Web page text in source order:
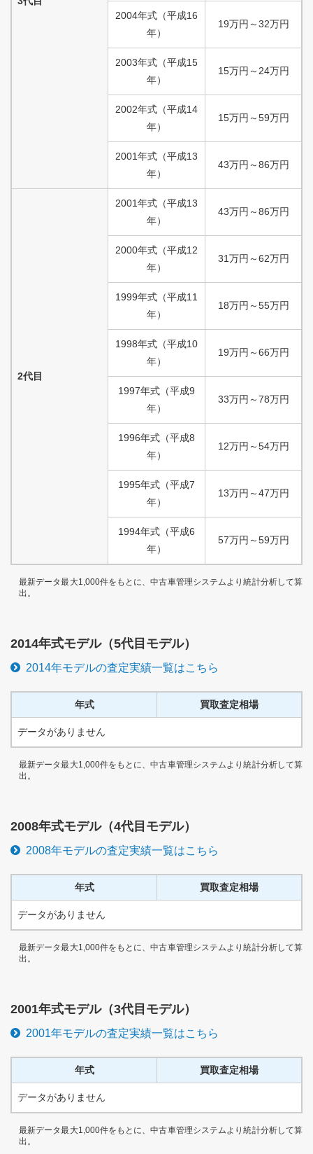
2004年式 （平成16
年）
19万円 ～32万円
2003年式 （平成15
年）
15万円 ～ 24万円
2002年式 （平成14
年）
15万円 ～59万円
2001年式 （平成13
年）
43万円 ～86万円
2代目
2001年式 （平成13
年）
43万円 ～86万円
2000年式 （平成12
年）
31万円 ～62万円
1999年式 （平成11
年）
18万円 ～55万円
1998年式 （平成10
年）
19万円 ～66万円
1997年式 （平成9
年）
33万円 ～78万円
1996年式 （平成8
年）
12万円 ～54万円
1995年式 （平成7
年）
13万円 ～47万円
1994年式 （平成6
年）
57万円 ～59万円
最新データ最大1,000件をもとに、中古車管理システムより統計分析して算
出。
2014年式モデル（5代目 モデル）
2014年モデルの査定実績一覧はこちら
年式 買取査定相場
データがありません
最新データ最大1,000件をもとに、中古車管理システムより統計分析して算
出。
2008年式モデル（4代目 モデル）
2008年モデルの査定実績一覧はこちら
年式 買取査定相場
データがありません
最新データ最大1,000件をもとに、中古車管理システムより統計分析して算
出。
2001年式モデル（3代目 モデル）
2001年モデルの査定実績一覧はこちら
年式 買取査定相場
データがありません
最新データ最大1,000件をもとに、中古車管理システムより統計分析して算
出。